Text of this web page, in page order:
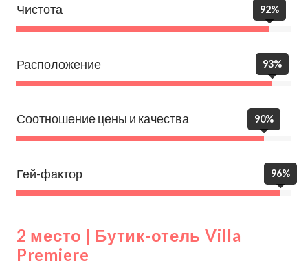
Чистота 92%
Расположение 93%
Соотношение цены и качества 90%
Гей-фактор 96%
2 место | Бутик-отель Villa
Premiere